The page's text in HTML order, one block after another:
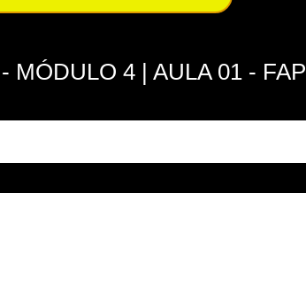
MÓDULO 4 | AULA 01 -